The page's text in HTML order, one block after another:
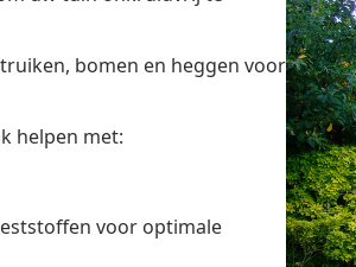
bomen en heggen voor
helpen met:
voor optimale